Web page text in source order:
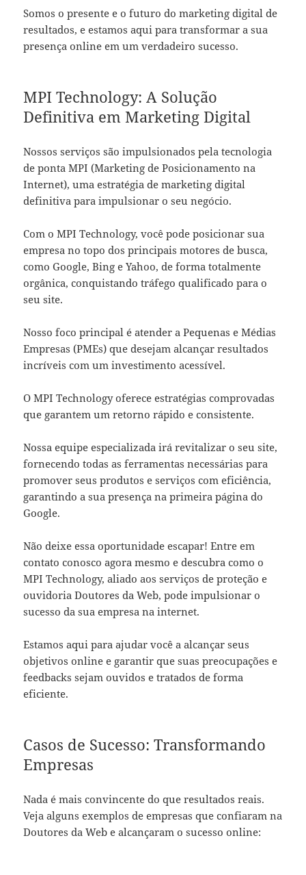
Somos o presente e o futuro do marketing digital de
resultados, e estamos aqui para transformar a sua
presença online em um verdadeiro sucesso.
MPI Technology: A Solução
Definitiva em Marketing Digital
Nossos serviços são impulsionados pela tecnologia
de ponta MPI (Marketing de Posicionamento na
Internet), uma estratégia de marketing digital
definitiva para impulsionar o seu negócio.
Com o MPI Technology, você pode posicionar sua
empresa no topo dos principais motores de busca,
como Google, Bing e Yahoo, de forma totalmente
orgânica, conquistando tráfego qualificado para o
seu site.
Nosso foco principal é atender a Pequenas e Médias
Empresas (PMEs) que desejam alcançar resultados
incríveis com um investimento acessível.
O MPI Technology oferece estratégias comprovadas
que garantem um retorno rápido e consistente.
Nossa equipe especializada irá revitalizar o seu site,
fornecendo todas as ferramentas necessárias para
promover seus produtos e serviços com eficiência,
garantindo a sua presença na primeira página do
Google.
Não deixe essa oportunidade escapar! Entre em
contato conosco agora mesmo e descubra como o
MPI Technology, aliado aos serviços de proteção e
ouvidoria Doutores da Web, pode impulsionar o
sucesso da sua empresa na internet.
Estamos aqui para ajudar você a alcançar seus
objetivos online e garantir que suas preocupações e
feedbacks sejam ouvidos e tratados de forma
eficiente.
Casos de Sucesso: Transformando
Empresas
Nada é mais convincente do que resultados reais.
Veja alguns exemplos de empresas que confiaram na
Doutores da Web e alcançaram o sucesso online: